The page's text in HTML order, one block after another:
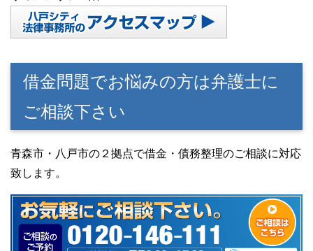
借金問題でお悩みの方は弁護士に
ご相談下さい
青森市・八戸市の２拠点で借金・債務整理のご相談に対応
致します。